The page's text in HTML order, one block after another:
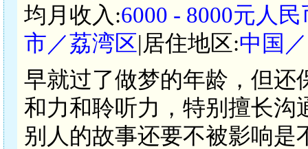
均月收入:6000 - 8000元人民
市／荔湾区|居住地区:中国
早就过了做梦的年龄，但还
和力和聆听力，特别擅长沟
别人的故事还要不被影响